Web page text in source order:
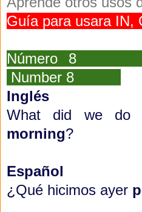
Guía para usara IN,
Number 8
Inglés
What did we do
morning?
Español
¿Qué hicimos ayer